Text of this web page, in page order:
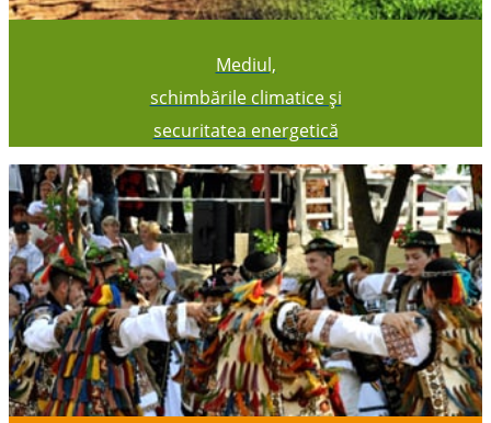
Mediul,
schimbările climatice și
securitatea energetică